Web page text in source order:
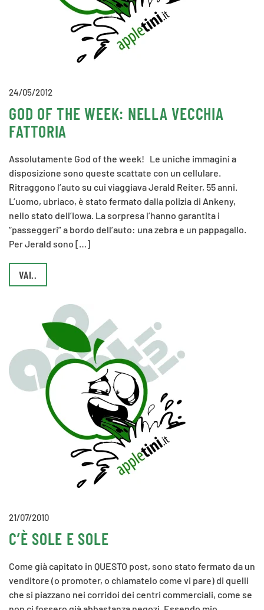
24/05/2012
GOD OF THE WEEK: NELLA VECCHIA
FATTORIA
Assolutamente God of the week! Le uniche immagini a
disposizione sono queste scattate con un cellulare.
Ritraggono l’auto su cui viaggiava Jerald Reiter, 55 anni.
L’uomo, ubriaco, è stato fermato dalla polizia di Ankeny,
nello stato dell’Iowa. La sorpresa l’hanno garantita i
“passeggeri” a bordo dell’auto: una zebra e un pappagallo.
Per Jerald sono […]
VAI..
21/07/2010
C’È SOLE E SOLE
Come già capitato in QUESTO post, sono stato fermato da un
venditore (o promoter, o chiamatelo come vi pare) di quelli
che si piazzano nei corridoi dei centri commerciali, come se